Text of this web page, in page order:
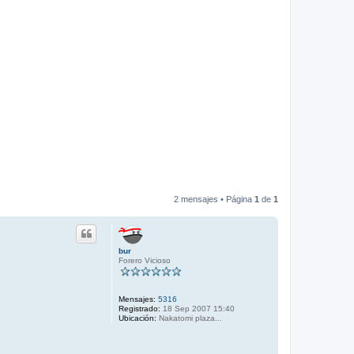
2 mensajes • Página 1 de 1
bur
Forero Vicioso
Mensajes: 5316
Registrado: 18 Sep 2007 15:40
Ubicación: Nakatomi plaza...